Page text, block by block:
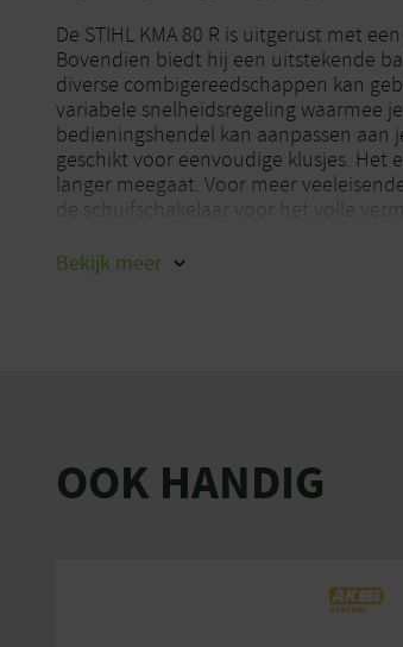
De STIHL KMA 80 R is uitgerust met
Bovendien biedt hij een uitstekende
diverse combigereedschappen kan
variabele snelheidsregeling waarmee
bedieningshendel kan aanpassen aan
geschikt voor eenvoudige klusjes. Het
langer meegaat. Voor meer
de schuifschakelaar voor het volle
De beugelhandgreep met zachte
met de grond en heb je bovendien
Eenvoudig te hanteren dankzij
Bekijk meer
OOK HANDIG